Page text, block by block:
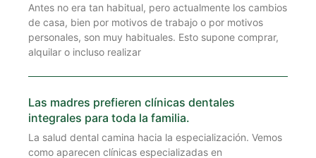
Antes no era tan habitual, pero actualmente los cambios
de casa, bien por motivos de trabajo o por motivos
personales, son muy habituales. Esto supone comprar,
alquilar o incluso realizar
Las madres prefieren clínicas dentales
integrales para toda la familia.
La salud dental camina hacia la especialización. Vemos
como aparecen clínicas especializadas en